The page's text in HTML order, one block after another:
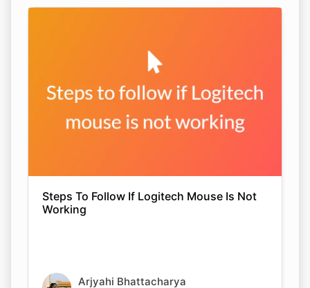
Steps To Follow If Logitech Mouse Is Not
Working
Arjyahi Bhattacharya